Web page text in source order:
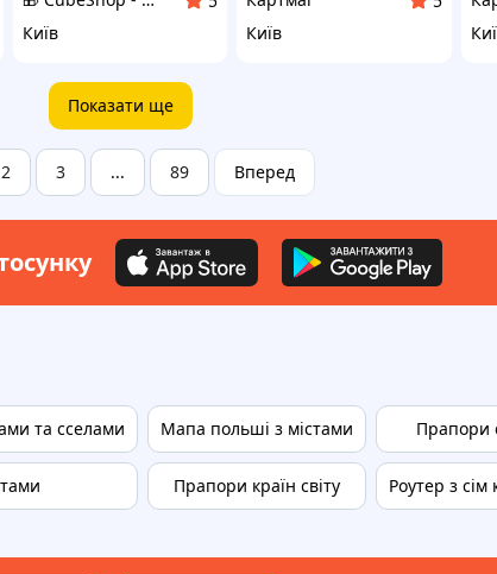
Київ
Київ
Показати ще
2 3 ... 89 Вперед
та сселами Мапа польші з містами
Прапори країн світу
Прапори
Роутер з сім